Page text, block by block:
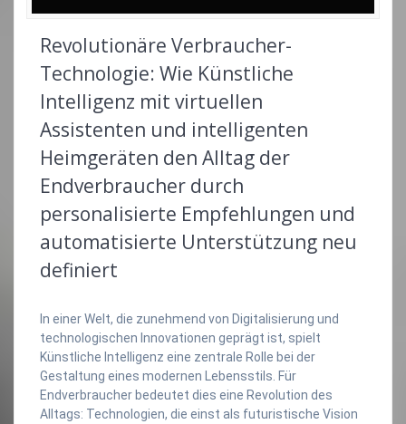
Revolutionäre Verbraucher-
Technologie: Wie Künstliche
Intelligenz mit virtuellen
Assistenten und intelligenten
Heimgeräten den Alltag der
Endverbraucher durch
personalisierte Empfehlungen und
automatisierte Unterstützung neu
definiert
In einer Welt, die zunehmend von Digitalisierung und
technologischen Innovationen geprägt ist, spielt
Künstliche Intelligenz eine zentrale Rolle bei der
Gestaltung eines modernen Lebensstils. Für
Endverbraucher bedeutet dies eine Revolution des
Alltags: Technologien, die einst als futuristische Vision